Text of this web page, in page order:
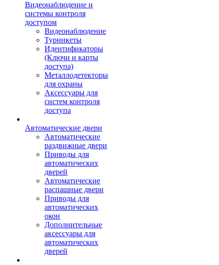
Видеонаблюдение и
системы контроля
доступом
Видеонаблюдение
Турникеты
Идентификаторы
(Ключи и карты
доступа)
Металлодетекторы
для охраны
Аксессуары для
систем контроля
доступа
Автоматические двери
Автоматические
раздвижные двери
Приводы для
автоматических
дверей
Автоматические
распашные двери
Приводы для
автоматических
окон
Дополнительные
аксессуары для
автоматических
дверей